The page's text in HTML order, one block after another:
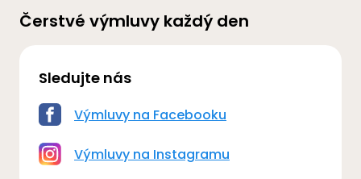
Čerstvé výmluvy každý den
Sledujte nás
Výmluvy na Facebooku
Výmluvy na Instagramu